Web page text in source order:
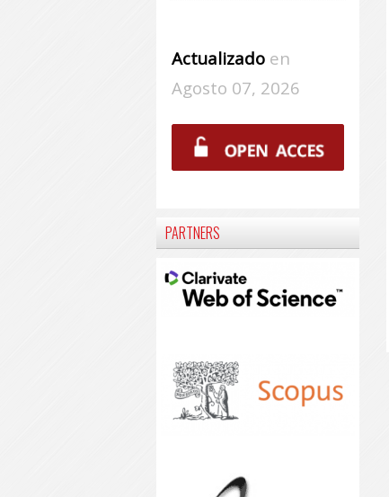
Actualizadoen
Agosto 07, 2026
PARTNERS